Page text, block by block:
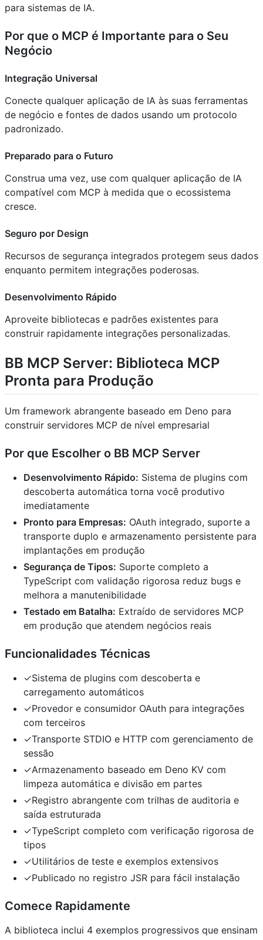
para sistemas de IA.
Por que o MCP é Importante para o Seu
Negócio
Integração Universal
Conecte qualquer aplicação de IA às suas ferramentas
de negócio e fontes de dados usando um protocolo
padronizado.
Preparado para o Futuro
Construa uma vez, use com qualquer aplicação de IA
compatível com MCP à medida que o ecossistema
cresce.
Seguro por Design
Recursos de segurança integrados protegem seus dados
enquanto permitem integrações poderosas.
Desenvolvimento Rápido
Aproveite bibliotecas e padrões existentes para
construir rapidamente integrações personalizadas.
BB MCP Server: Biblioteca MCP
Pronta para Produção
Um framework abrangente baseado em Deno para
construir servidores MCP de nível empresarial
Por que Escolher o BB MCP Server
Desenvolvimento Rápido: Sistema de plugins com
descoberta automática torna você produtivo
imediatamente
Pronto para Empresas: OAuth integrado, suporte a
transporte duplo e armazenamento persistente para
implantações em produção
Segurança de Tipos: Suporte completo a
TypeScript com validação rigorosa reduz bugs e
melhora a manutenibilidade
Testado em Batalha: Extraído de servidores MCP
em produção que atendem negócios reais
Funcionalidades Técnicas
✓Sistema de plugins com descoberta e
carregamento automáticos
✓Provedor e consumidor OAuth para integrações
com terceiros
✓Transporte STDIO e HTTP com gerenciamento de
sessão
✓Armazenamento baseado em Deno KV com
limpeza automática e divisão em partes
✓Registro abrangente com trilhas de auditoria e
saída estruturada
✓TypeScript completo com verificação rigorosa de
tipos
✓Utilitários de teste e exemplos extensivos
✓Publicado no registro JSR para fácil instalação
Comece Rapidamente
A biblioteca inclui 4 exemplos progressivos que ensinam